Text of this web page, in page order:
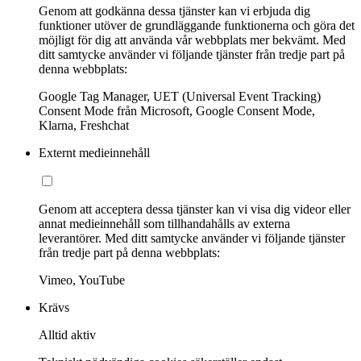
Genom att godkänna dessa tjänster kan vi erbjuda dig
funktioner utöver de grundläggande funktionerna och göra det
möjligt för dig att använda vår webbplats mer bekvämt. Med
ditt samtycke använder vi följande tjänster från tredje part på
denna webbplats:
Google Tag Manager, UET (Universal Event Tracking)
Consent Mode från Microsoft, Google Consent Mode,
Klarna, Freshchat
Externt medieinnehåll
Genom att acceptera dessa tjänster kan vi visa dig videor eller
annat medieinnehåll som tillhandahålls av externa
leverantörer. Med ditt samtycke använder vi följande tjänster
från tredje part på denna webbplats:
Vimeo, YouTube
Krävs
Alltid aktiv